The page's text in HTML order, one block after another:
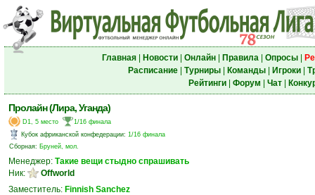
Главная| Новости| Онлайн| Правила| Опросы|
Расписание| Турниры| Команды| Игроки|
Рейтинги| Форум Чат|
Пролайн (Лира, Уганда)
D1, 5 место
1/16 финала
Кубок африканской конфедерации: 1/16 финала
Сборная: Бруней, мол.
Менеджер: Такие вещи стыдно спрашивать
Ник:
Offworld
Заместитель: Finnish Sanchez